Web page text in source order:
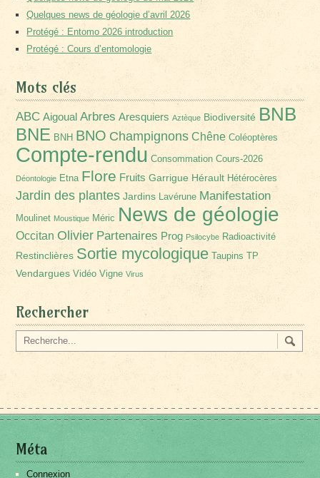
Quelques news de géologie d’avril 2026
Protégé : Entomo 2026 introduction
Protégé : Cours d’entomologie
Mots clés
ABC Aigoual Arbres Aresquiers Aztèque Biodiversité BNB
BNE BNH BNO Champignons Chêne Coléoptères
Compte-rendu Consommation Cours-2026
Déontologie Etna Flore Fruits Garrigue Hérault Hétérocères
Jardin des plantes Jardins Lavérune Manifestation
Moulinet Moustique Méric News de géologie
Occitan Olivier Partenaires Prog Psilocybe Radioactivité
Restinclières Sortie mycologique Taupins TP
Vendargues Vidéo Vigne Virus
Rechercher
Méta
Connexion